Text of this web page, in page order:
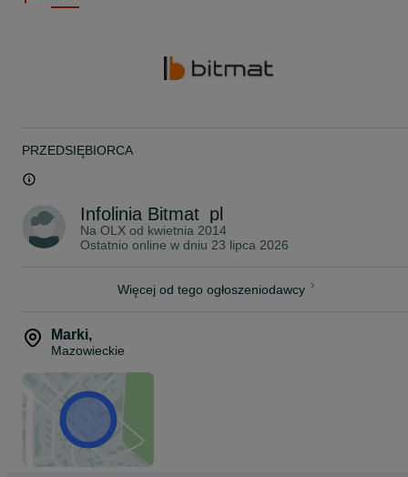
Equalizer to doskonałe rozwiązanie, by poprawić akustykę swoich
Kształt Equalizera skutecznie redukuje pogłos i rozprasza fale
pyli się i nie kruszy, co gwarantuje długotrwałe użytkowanie. Panel
Bitmat PU Equalizer sprawdzi się w domach, mieszkaniach, salach
prób, pokojach gamingowych, muzycznych i innych
komfort słuchania.
Produkt został wyprodukowany w Polsce z wysokiej jakości
Zastosowania Bitmat PU Equalizer:
- poprawa akustyki w mieszkaniach i domach
- pokoje gamingowe
- sale prób
- pomieszczenia odsłuchowe
- poprawa zrozumiałości mowy w biurach i call center
Zalety pianki akustycznej Bitmat:
- łatwa w montażu
- nie pyli się i nie kruszy
- dostępna w różnych kolorach
PRZEDSIĘBIORCA
Infolinia Bitmat_pl
Na OLX od kwietnia 2014
Ostatnio online w dniu 23 lipca 2026
Więcej od tego ogłoszeniodawcy
Marki,
Mazowieckie